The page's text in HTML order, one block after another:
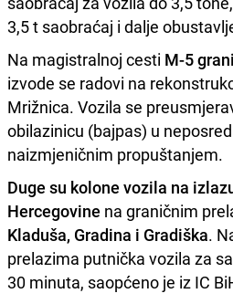
3,5 t saobraćaj i dalje
Na magistralnoj cesti M-5
izvode se radovi na
Mrižnica. Vozila se
obilazinicu (bajpas) u
naizmjeničnim propuštanjem.
Duge su kolone vozila na
Hercegovine na graničnim
Kladuša, Gradina i Gradiška.
prelazima putnička vozila za
30 minuta, saopćeno je iz IC